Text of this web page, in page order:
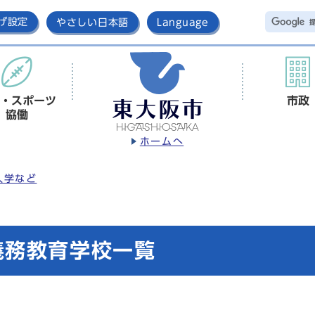
設定 やさしい日本語 Language
ホームへ
スポーツ
協働
市政
学など
教育学校一覧